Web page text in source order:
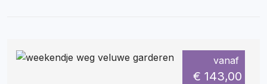
vanaf
€ 143,00